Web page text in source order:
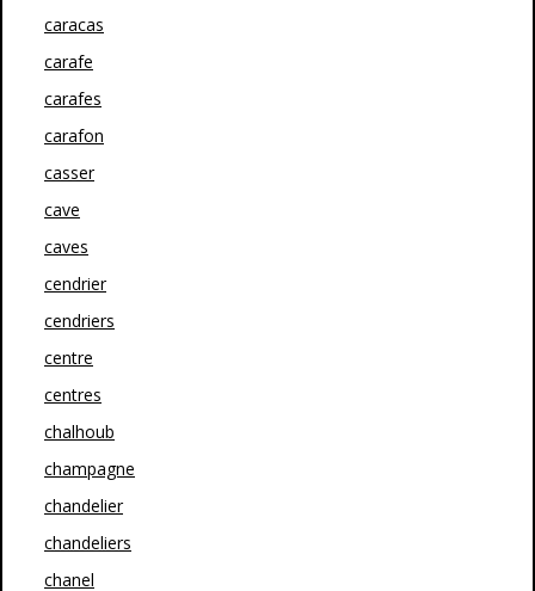
caracas
carafe
carafes
carafon
casser
cave
caves
cendrier
cendriers
centre
centres
chalhoub
champagne
chandelier
chandeliers
chanel